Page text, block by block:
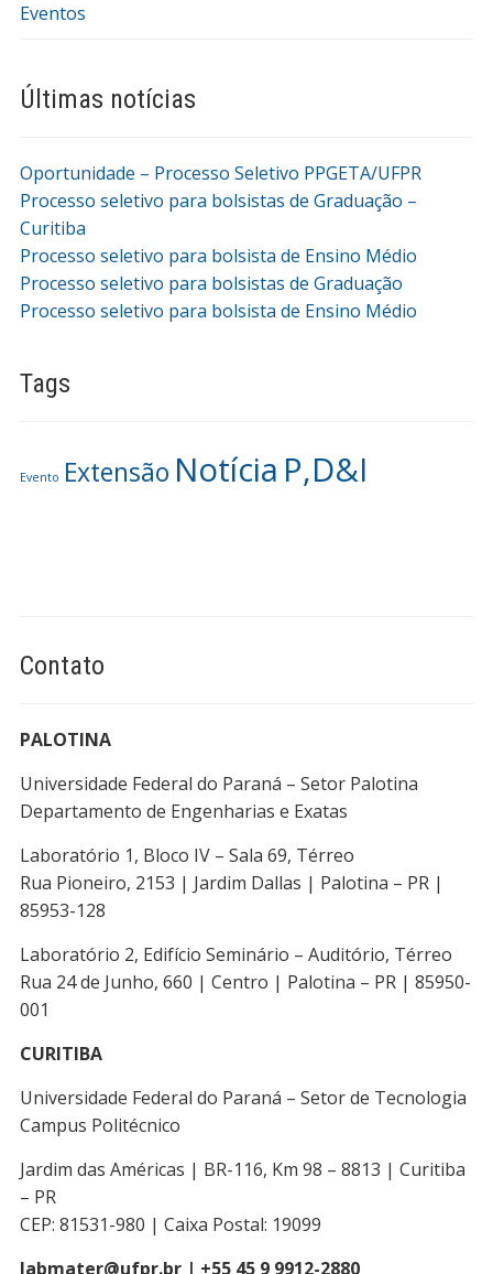
Eventos
Últimas notícias
Oportunidade – Processo Seletivo PPGETA/UFPR
Processo seletivo para bolsistas de Graduação –
Curitiba
Processo seletivo para bolsista de Ensino Médio
Processo seletivo para bolsistas de Graduação
Processo seletivo para bolsista de Ensino Médio
Tags
Evento Extensão Notícia P,D&I
Contato
PALOTINA
Universidade Federal do Paraná – Setor Palotina
Departamento de Engenharias e Exatas
Laboratório 1, Bloco IV – Sala 69, Térreo
Rua Pioneiro, 2153 | Jardim Dallas | Palotina – PR |
85953-128
Laboratório 2, Edifício Seminário – Auditório, Térreo
Rua 24 de Junho, 660 | Centro | Palotina – PR | 85950-
001
CURITIBA
Universidade Federal do Paraná – Setor de Tecnologia
Campus Politécnico
Jardim das Américas | BR-116, Km 98 – 8813 | Curitiba
– PR
CEP: 81531-980 | Caixa Postal: 19099
labmater@ufpr.br | +55 45 9 9912-2880